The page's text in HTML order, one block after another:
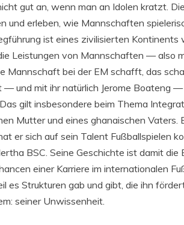
gut an, wenn man an Idolen kratzt.
und erleben, wie Mannschaften
ist eines zivilisierten Kontinents
Leistungen von Mannschaften — also
Mannschaft bei der EM schafft, das
und mit ihr natürlich Jerome Boateng
gilt insbesondere beim Thema
Mutter und eines ghanaischen Vaters.
er sich auf sein Talent Fußballspielen
BSC. Seine Geschichte ist damit die
einer Karriere im internationalen
es Strukturen gab und gibt, die ihn
seiner Unwissenheit.